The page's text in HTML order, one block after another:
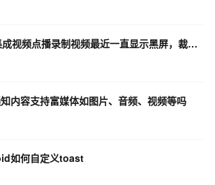
视频点播 android集成视频点播录制视频最近一直显示黑屏，裁剪报：裁剪失败-怎么办？
内容支持富媒体如图片、音频、视频等吗
如何自定义toast